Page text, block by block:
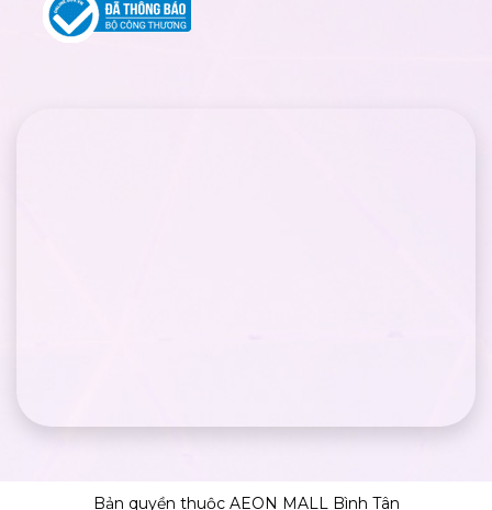
Bản quyền thuộc AEON MALL Bình Tân